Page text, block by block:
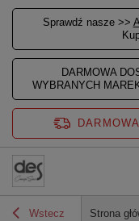
Sprawdź nasze >>
DARMOWA
WYBRANYCH
Wstecz Strona